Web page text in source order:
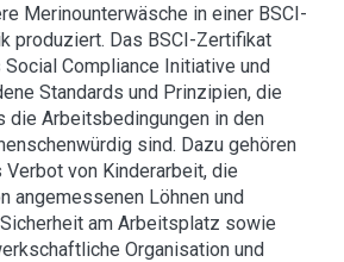
Merinounterwäsche in einer BSCI-
produziert. Das BSCI-Zertifikat
Compliance Initiative und
Standards und Prinzipien, die
die Arbeitsbedingungen in den
sind. Dazu gehören
Verbot von Kinderarbeit, die
angemessenen Löhnen und
am Arbeitsplatz sowie
Organisation und